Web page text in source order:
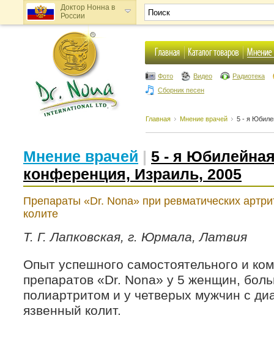
Доктор Нонна в
России
Доктор Нонна в
Украине
Фото Видео
Радиотека
Сборник песен
Главная Мнение врачей 5 - я
Мнение врачей | 5 - я
конференция, Израиль, 2005
Препараты «Dr. Nona» при ревматических
колите
Т. Г. Лапковская, г. Юрмала, Латвия
Опыт успешного самостоятельного и
препаратов «Dr. Nona» у 5 женщин,
полиартритом и у четверых мужчин с
язвенный колит.